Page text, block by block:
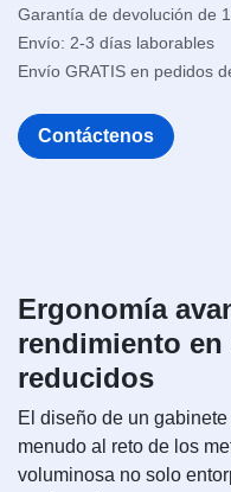
Garantía de devolución de
Envío: 2-3 días laborables
Envío GRATIS en pedidos
Contáctenos
Ergonomía
rendimiento
reducidos
El diseño de un
menudo al reto de los
voluminosa no solo